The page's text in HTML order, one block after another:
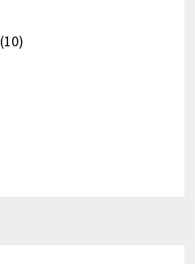
(10)